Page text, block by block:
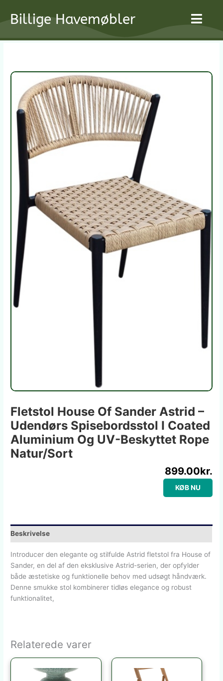
Billige Havemøbler
Fletstol House Of Sander Astrid –
Udendørs Spisebordsstol I Coated
Aluminium Og UV-Beskyttet Rope
Natur/sort
899.00kr.
KØB NU
Beskrivelse
Introducer den elegante og stilfulde Astrid fletstol fra House of
Sander, en del af den eksklusive Astrid-serien, der opfylder
både æstetiske og funktionelle behov med udsøgt håndværk.
Denne smukke stol kombinerer tidløs elegance og robust
funktionalitet,
Relaterede varer